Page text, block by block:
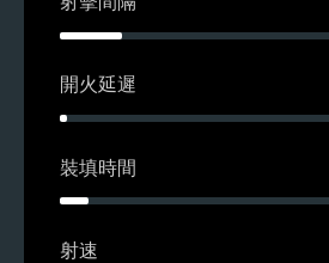
開火延遲
裝填時間
射速